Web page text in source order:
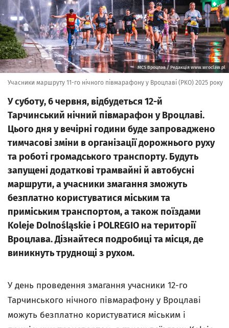
MCS Вроцлав / Редакція www.wroclaw.pl
Учасники маршруту 11-го нічного півмарафону у Вроцлаві (PKO) 2025 року
У суботу, 6 червня, відбудеться 12-й
Тарчинський нічний півмарафон у Вроцлаві.
Цього дня у вечірні години буде запроваджено
тимчасові зміни в організації дорожнього руху
та роботі громадського транспорту. Будуть
запущені додаткові трамвайні й автобусні
маршрути, а учасники змагання зможуть
безплатно користуватися міським та
приміським транспортом, а також поїздами
Koleje Dolnośląskie і POLREGIO на території
Вроцлава. Дізнайтеся подробиці та місця, де
виникнуть труднощі з рухом.
У день проведення змагання учасники 12-го
Тарчинського нічного півмарафону у Вроцлаві
можуть безплатно користуватися міським і